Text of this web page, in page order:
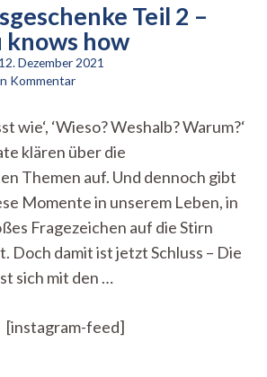
Teil 2 –
how
12. Dezember 2021
Kommentarzu
2
–
Kupferblau
knows
how
wie‘, ‘Wieso? Weshalb? Warum?‘
klären über die
Themen auf. Und dennoch gibt
Momente in unserem Leben, in
Fragezeichen auf die Stirn
Doch damit ist jetzt Schluss – Die
sich mit den …
[instagram-feed]